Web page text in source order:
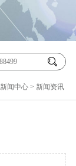
新闻中心 > 新闻资讯